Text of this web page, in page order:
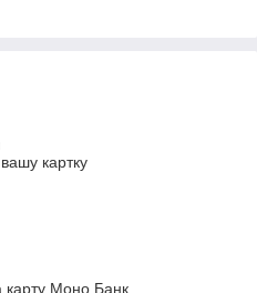
картку
карту Моно Банк